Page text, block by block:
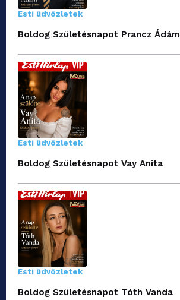
Esti üdvözletek
Boldog Születésnapot Prancz Ádám
Esti üdvözletek
Boldog Születésnapot Vay Anita
Esti üdvözletek
Boldog Születésnapot Tóth Vanda